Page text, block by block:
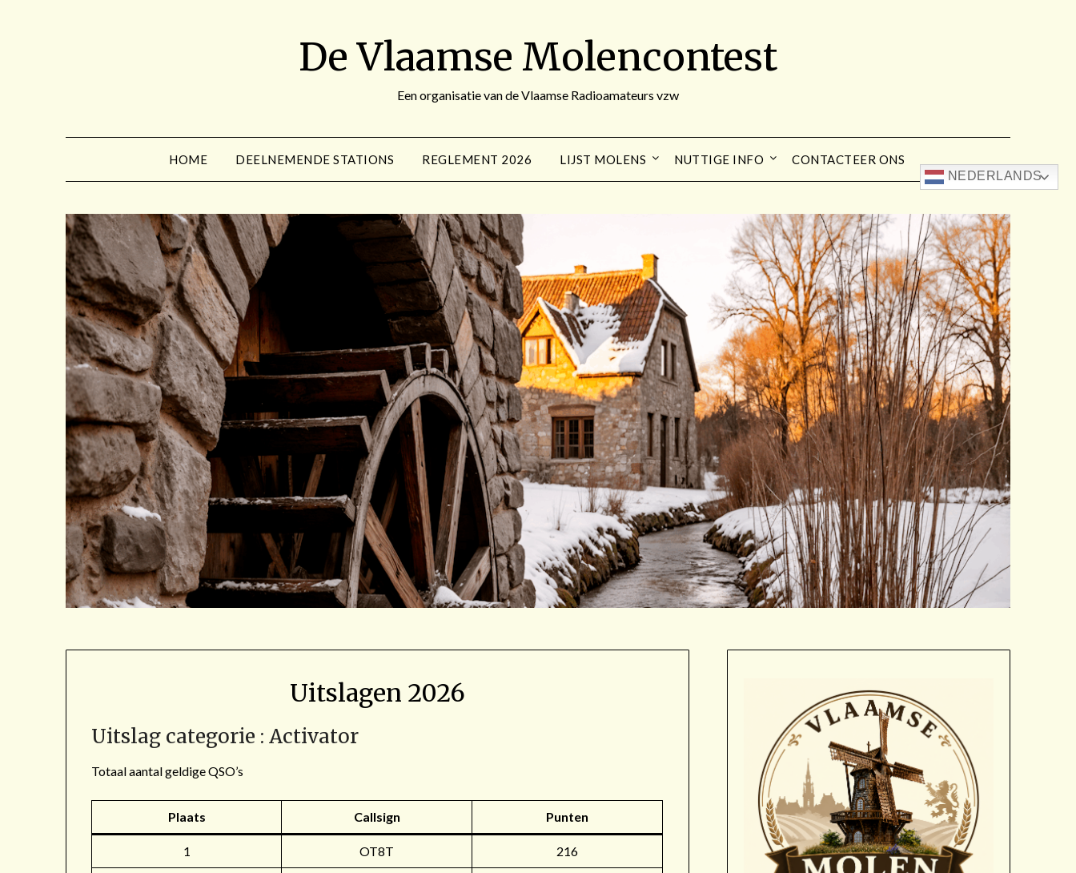
De Vlaamse Molencontest
Een organisatie van de Vlaamse Radioamateurs vzw
HOME DEELNEMENDE STATIONS REGLEMENT 2026 LIJST MOLENS NUTTIGE INFO CONTACTEER ONS
NEDERLANDS
Uitslagen 2026
Uitslag categorie : Activator
Totaal aantal geldige QSO’s
Plaats Callsign Punten
1 OT8T 216